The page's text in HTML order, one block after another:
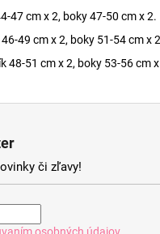
47 cm x 2, boky 47-50 cm x 2.
49 cm x 2, boky 51-54 cm x
48-51 cm x 2, boky 53-56 cm
či zľavy!